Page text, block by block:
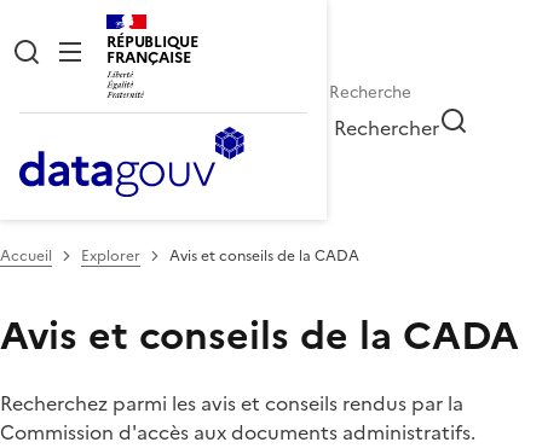
RÉPUBLIQUE
FRANÇAISE
Rechercher
Accueil Explorer Avis et conseils de la CADA
Avis et conseils de la CADA
Recherchez parmi les avis et conseils rendus par la
Commission d'accès aux documents administratifs.